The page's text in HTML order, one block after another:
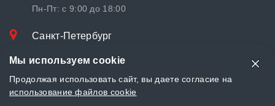
Пн-Пт: с 9:00 до 18:00
Санкт-Петербург
© «World Metall» 2025, Разработка и комплексное продвижение
"LCAgency"
Мы используем cookie
Продолжая использовать сайт, вы даете согласие на
использование файлов cookie